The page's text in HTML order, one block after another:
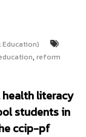
,reform
literacy
students in
ccip-pf